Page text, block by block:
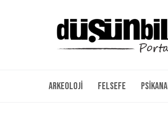
Arkeoloji Felsefe